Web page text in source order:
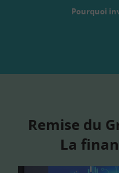
Pourquoi
Remise du
La